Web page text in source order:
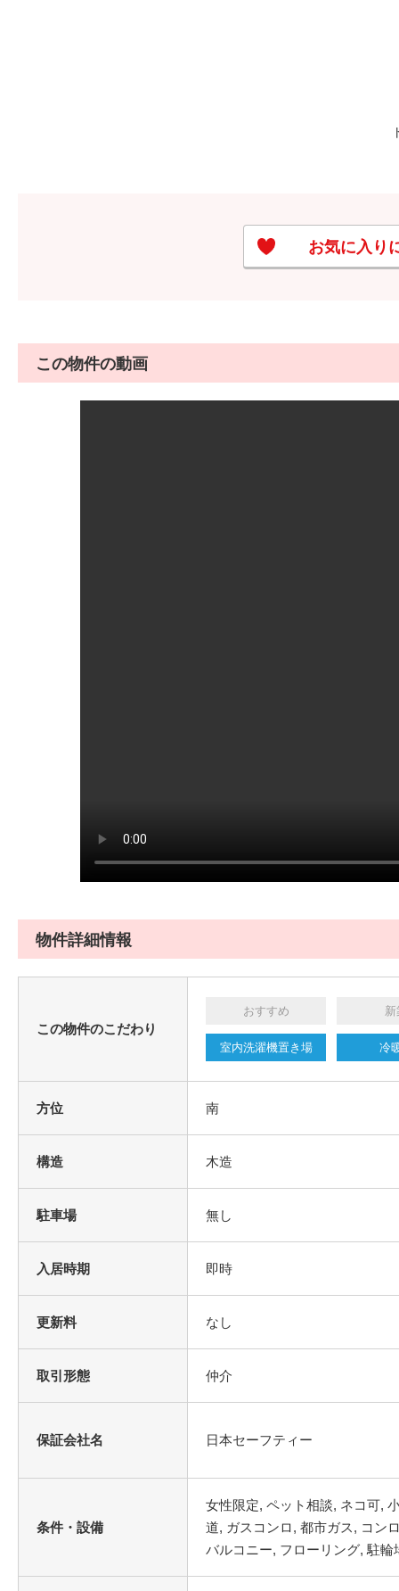
お気に入り
この物件の動画
物件詳細情報
この物件のこだわり
おすすめ 新
室内洗濯機置き場 冷
方位 南
構造 木造
駐車場 無し
入居時期 即時
更新料 なし
取引形態 仲介
保証会社名 日本セーフティー
条件・設備